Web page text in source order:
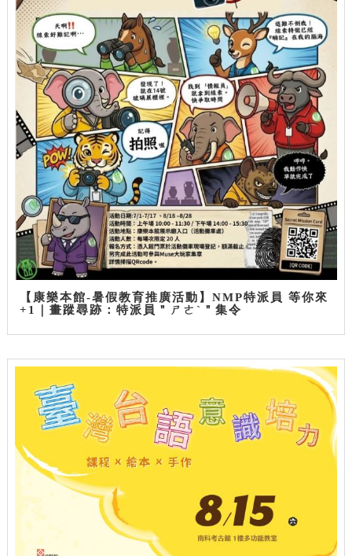
【康樂本館-暑假教育推廣活動】NMP特派員 等你來
+1｜畫蹤尋跡：特派員＂ㄕㄜˋ＂集令